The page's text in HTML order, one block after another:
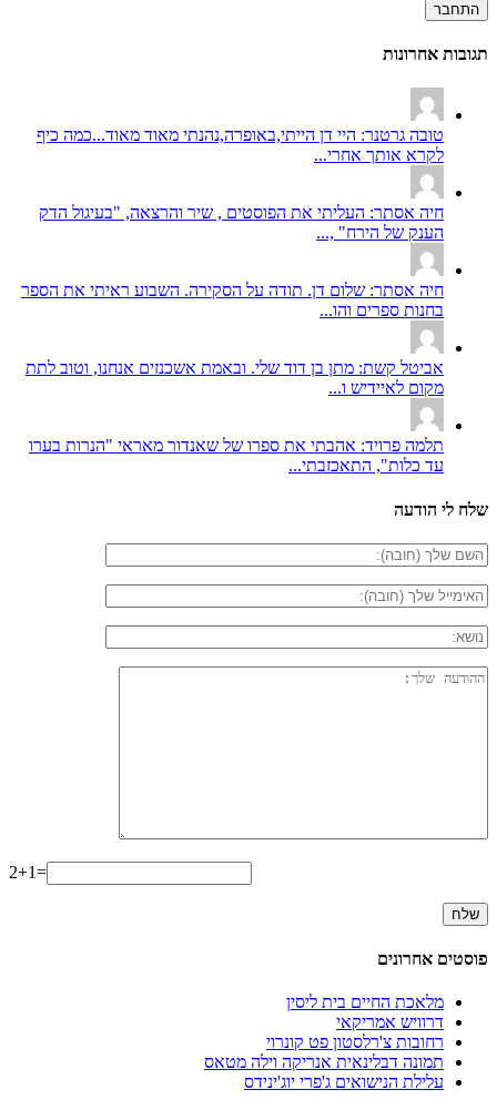
התחבר
תגובות אחרונות
טובה גרטנר: היי דן הייתי,באופרה,נהנתי מאוד מאוד...כמה כיף
לקרא אותך אחרי...
חיה אסתר: העליתי את הפוסטים , שיר והרצאה, "בעיגול הדק
הענק של הירח" ,...
חיה אסתר: שלום דן. תודה על הסקירה. השבוע ראיתי את הספר
בחנות ספרים והו...
אביטל קשת: מתן בן דוד שלי. ובאמת אשכנזים אנחנו, וטוב לתת
מקום לאיידיש ו...
תלמה פרויד: אהבתי את ספרו של שאנדור מאראי "הנרות בערו
עד כלות", התאכזבתי...
שלח לי הודעה
2+1=
פוסטים אחרונים
מלאכת החיים בית ליסין
דרוויש אמריקאי
רחובות צ'רלסטון פט קונרוי
תמונה דבלינאית אנריקה וילה מטאס
עלילת הנישואים ג'פרי יוג'ינידס